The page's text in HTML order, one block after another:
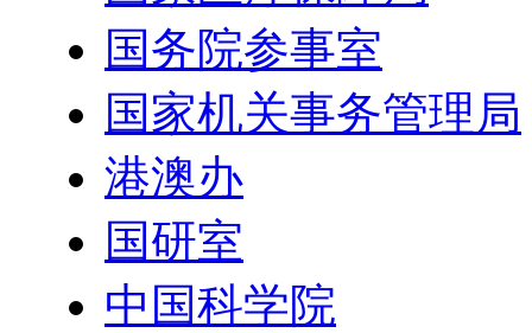
国务院参事室
国家机关事务管理局
港澳办
国研室
中国科学院